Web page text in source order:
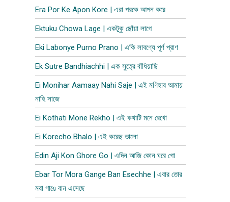
Era Por Ke Apon Kore | এরা পরকে আপন করে
Ektuku Chowa Lage | একটুকু ছোঁয়া লাগে
Eki Labonye Purno Prano | একি লাবণ্যে পূর্ণ প্রাণ
Ek Sutre Bandhiachhi | এক সুত্রে বাঁধিয়াছি
Ei Monihar Aamaay Nahi Saje | এই মণিহার আমায়
নাহি সাজে
Ei Kothati Mone Rekho | এই কথাটি মনে রেখো
Ei Korecho Bhalo | এই করেছ ভালো
Edin Aji Kon Ghore Go | এদিন আজি কোন ঘরে গো
Ebar Tor Mora Gange Ban Esechhe | এবার তোর
মরা গাঙে বান এসেছে